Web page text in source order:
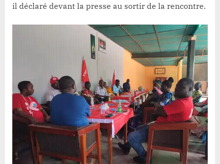
il déclaré devant la presse au sortir de la rencontre.